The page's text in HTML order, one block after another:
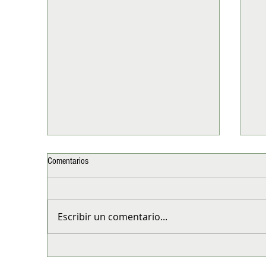
Comentarios
Escribir un comentario...